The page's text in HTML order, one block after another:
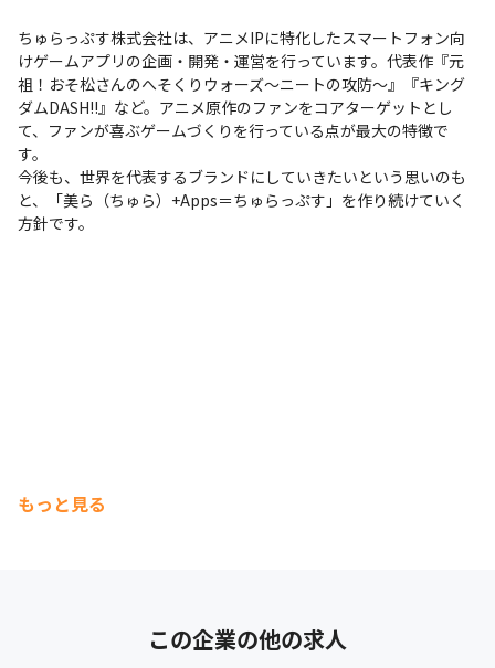
ちゅらっぷす株式会社は、アニメIPに特化したスマートフォン向
けゲームアプリの企画・開発・運営を行っています。代表作『元
祖！おそ松さんのへそくりウォーズ～ニートの攻防～』『キング
ダムDASH!!』など。アニメ原作のファンをコアターゲットとし
て、ファンが喜ぶゲームづくりを行っている点が最大の特徴で
す。
今後も、世界を代表するブランドにしていきたいという思いのも
と、「美ら（ちゅら）+Apps＝ちゅらっぷす」を作り続けていく
方針です。
もっと見る
この企業の他の求人